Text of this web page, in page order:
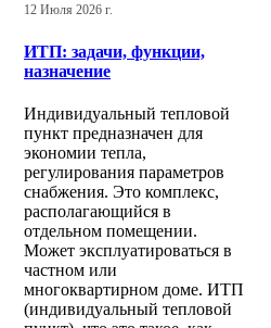
12 Июля 2026 г.
ИТП: задачи, функции,
назначение
Индивидуальный тепловой
пункт предназначен для
экономии тепла,
регулирования параметров
снабжения. Это комплекс,
располагающийся в
отдельном помещении.
Может эксплуатироваться в
частном или
многоквартирном доме. ИТП
(индивидуальный тепловой